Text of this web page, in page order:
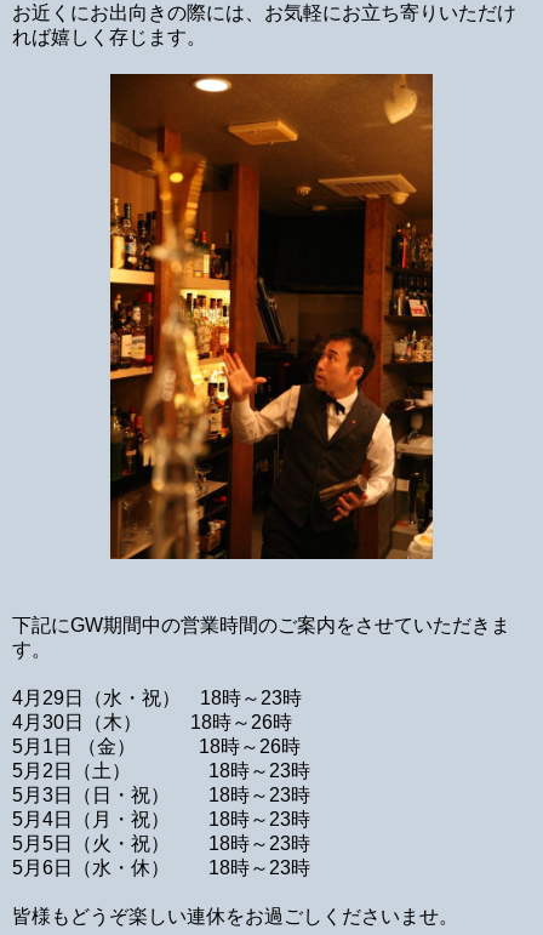
お近くにお出向きの際には、お気軽にお立ち寄りいただけ
れば嬉しく存じます。
下記にGW期間中の営業時間のご案内をさせていただきま
す。
4月29日（水・祝） 18時～23時
4月30日（木） 18時～26時
5月1日 （金） 18時～26時
5月2日（土） 18時～23時
5月3日（日・祝） 18時～23時
5月4日（月・祝） 18時～23時
5月5日（火・祝） 18時～23時
5月6日（水・休） 18時～23時
皆様もどうぞ楽しい連休をお過ごしくださいませ。